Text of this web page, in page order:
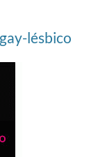
lésbico